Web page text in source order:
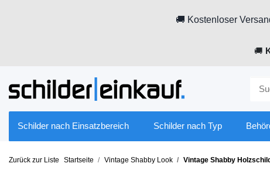
🚚 Kostenloser
🚚
Schilder nach Einsatzbereich Schilder nach Typ
Zurück zur Liste Startseite Vintage Shabby Look Vintage Shabby